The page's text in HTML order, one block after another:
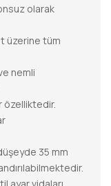
olarak
üzerine tüm
nemli
özelliktedir.
35 mm